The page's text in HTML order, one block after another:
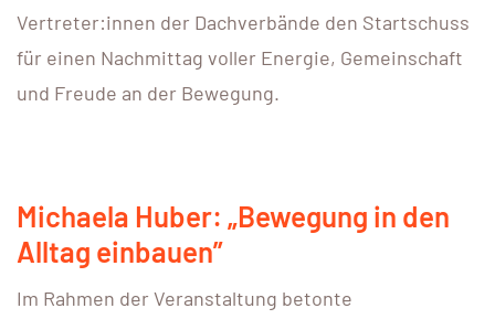
Vertreter:innen der Dachverbände den Startschuss
für einen Nachmittag voller Energie, Gemeinschaft
und Freude an der Bewegung.
Michaela Huber: „Bewegung in den
Alltag einbauen”
Im Rahmen der Veranstaltung betonte